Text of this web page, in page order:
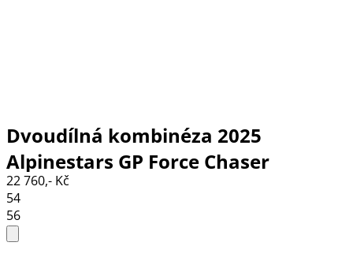
Dvoudílná kombinéza 2025
Alpinestars GP Force Chaser
black/white
22 760,- Kč
54
56